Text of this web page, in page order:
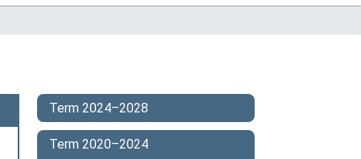
Term 2024–2028
Term 2020–2024